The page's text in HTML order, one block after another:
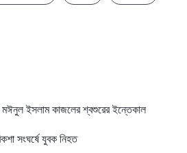
মঈনুল ইসলাম কাজলের শ্বশুরের ইন্তেকাল
সংঘর্ষে যুবক নিহত